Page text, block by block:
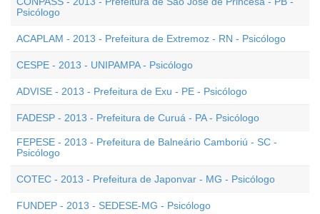
Psicólogo
ACAPLAM - 2013 - Prefeitura de Extremoz - RN - Psicólogo
CESPE - 2013 - UNIPAMPA - Psicólogo
ADVISE - 2013 - Prefeitura de Exu - PE - Psicólogo
FADESP - 2013 - Prefeitura de Curuá - PA - Psicólogo
FEPESE - 2013 - Prefeitura de Balneário Camboriú - SC -
Psicólogo
COTEC - 2013 - Prefeitura de Japonvar - MG - Psicólogo
FUNDEP - 2013 - SEDESE-MG - Psicólogo